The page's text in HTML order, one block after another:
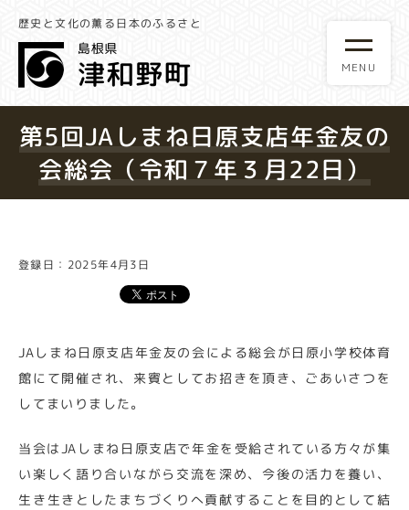
歴史と文化の薫る日本のふるさと
第5回JAしまね日原支店年金友の
会総会（令和７年３月22日）
登録日：2025年4月3日
JAしまね日原支店年金友の会による総会が日原小学校体育
館にて開催され、来賓としてお招きを頂き、ごあいさつを
してまいりました。
当会はJAしまね日原支店で年金を受給されている方々が集
い楽しく語り合いながら交流を深め、今後の活力を養い、
生き生きとしたまちづくりへ貢献することを目的として結